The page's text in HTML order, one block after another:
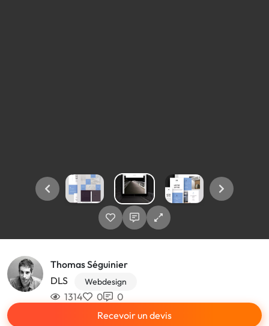
Thomas Séguinier
DLS
Webdesign
1314 0
0
Recevoir un devis